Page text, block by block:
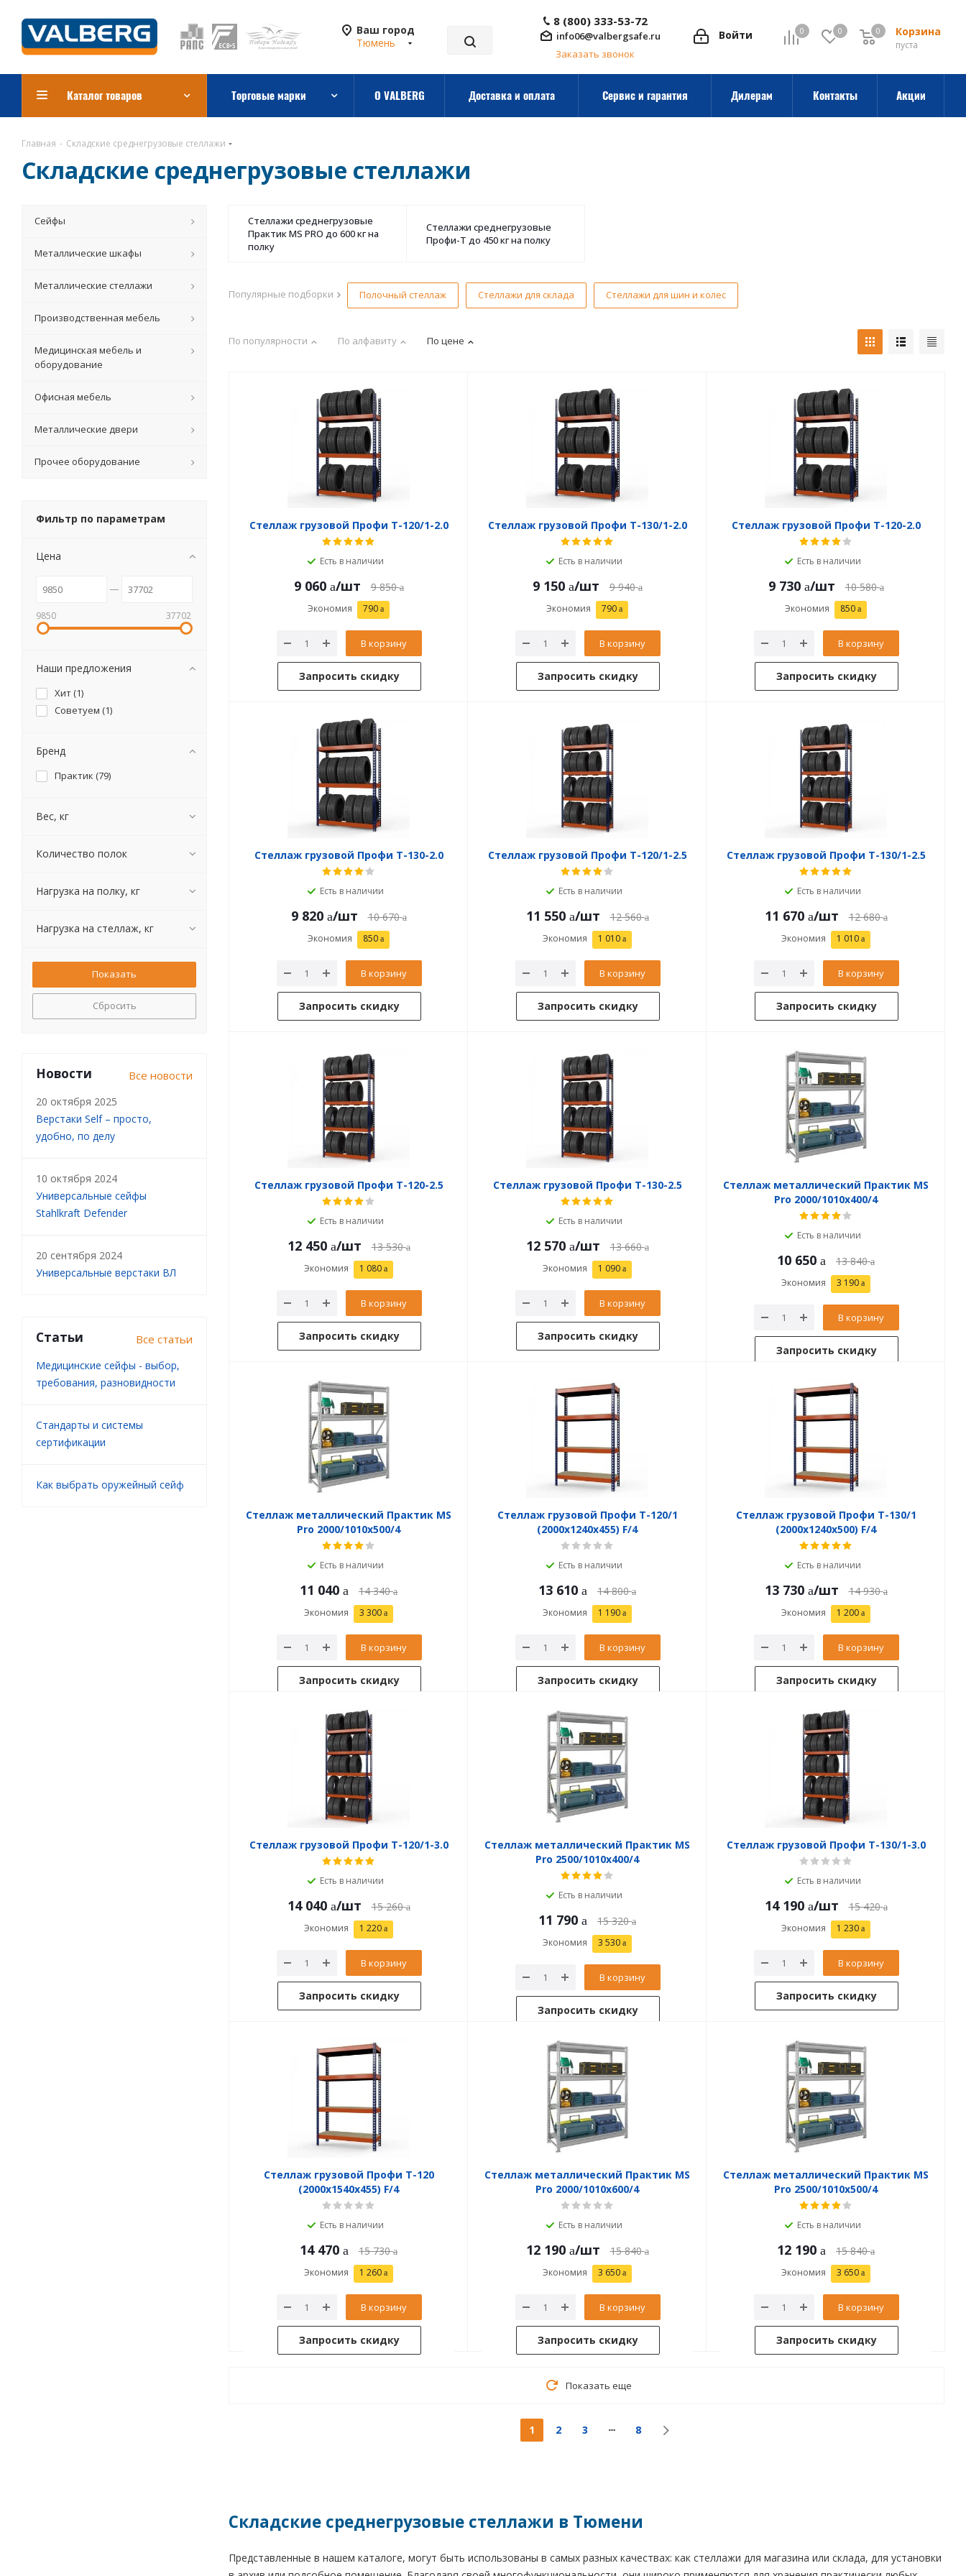
Ваш город
Тюмень
0 0 Корзина
0
пуста
0
Войти
8 (800) 333-53-72
info06@valbergsafe.ru
Заказать звонок
Каталог товаров Торговые марки О VALBERG Доставка и оплата Сервис и гарантия Дилерам Контакты Акции
Главная - Складские среднегрузовые стеллажи
Складские среднегрузовые стеллажи
Стеллажи среднегрузовые
Практик MS PRO до 600 кг на
полку
Стеллажи среднегрузовые
Профи-Т до 450 кг на полку
Популярные подборки Полочный стеллаж Стеллажи для склада Стеллажи для шин и колес
По популярности По алфавиту По цене
Стеллаж грузовой Профи Т-120/1-2.0
Есть в наличии
9 060 /шт 9 850
Экономия 790
В корзину
Запросить скидку
Стеллаж грузовой Профи Т-130/1-2.0
Есть в наличии
9 150 /шт 9 940
Экономия 790
В корзину
Запросить скидку
Стеллаж грузовой Профи Т-120-2.0
Есть в наличии
9 730 /шт 10 580
Экономия 850
В корзину
Запросить скидку
Стеллаж грузовой Профи Т-130-2.0
Есть в наличии
9 820 /шт 10 670
Экономия 850
В корзину
Запросить скидку
Стеллаж грузовой Профи Т-120/1-2.5
Есть в наличии
11 550 /шт 12 560
Экономия 1 010
В корзину
Запросить скидку
Стеллаж грузовой Профи Т-130/1-2.5
Есть в наличии
11 670 /шт 12 680
Экономия 1 010
В корзину
Запросить скидку
Стеллаж грузовой Профи Т-120-2.5
Есть в наличии
12 450 /шт 13 530
Экономия 1 080
В корзину
Запросить скидку
Стеллаж грузовой Профи Т-130-2.5
Есть в наличии
12 570 /шт 13 660
Экономия 1 090
В корзину
Запросить скидку
Стеллаж металлический Практик MS
Pro 2000/1010x400/4
Есть в наличии
10 650 13 840
Экономия 3 190
В корзину
Запросить скидку
Стеллаж металлический Практик MS
Pro 2000/1010x500/4
Есть в наличии
11 040 14 340
Экономия 3 300
В корзину
Запросить скидку
Стеллаж грузовой Профи Т-120/1
(2000x1240x455) F/4
Есть в наличии
13 610 14 800
Экономия 1 190
В корзину
Запросить скидку
Стеллаж грузовой Профи Т-130/1
(2000x1240x500) F/4
Есть в наличии
13 730 /шт 14 930
Экономия 1 200
В корзину
Запросить скидку
Стеллаж грузовой Профи Т-120/1-3.0
Есть в наличии
14 040 /шт 15 260
Экономия 1 220
В корзину
Запросить скидку
Стеллаж металлический Практик MS
Pro 2500/1010x400/4
Есть в наличии
11 790 15 320
Экономия 3 530
В корзину
Запросить скидку
Стеллаж грузовой Профи Т-130/1-3.0
Есть в наличии
14 190 /шт 15 420
Экономия 1 230
В корзину
Запросить скидку
Стеллаж грузовой Профи Т-120
(2000x1540x455) F/4
Есть в наличии
14 470 15 730
Экономия 1 260
В корзину
Запросить скидку
Стеллаж металлический Практик MS
Pro 2000/1010x600/4
Есть в наличии
12 190 /шт 15 840
Экономия 3 650
В корзину
Запросить скидку
Стеллаж металлический Практик MS
Pro 2500/1010x500/4
Есть в наличии
12 190 15 840
Экономия 3 650
В корзину
Запросить скидку
Показать еще
1 2 3 8
Складские среднегрузовые стеллажи в Тюмени
Представленные в нашем каталоге, могут быть использованы в самых разных качествах: как стеллажи для магазина или склада, для установки
Сейфы
Металлические шкафы
Металлические стеллажи
Производственная мебель
Медицинская мебель и
оборудование
Офисная мебель
Металлические двери
Прочее оборудование
Фильтр по параметрам
Цена
9850 37702
Наши предложения
Хит (1)
Советуем (1)
Бренд
Практик (79)
Вес, кг
Количество полок
Нагрузка на полку, кг
Нагрузка на стеллаж, кг
Сбросить
Новости Все новости
20 октября 2025
Верстаки Self – просто,
удобно, по делу
10 октября 2024
Универсальные сейфы
Stahlkraft Defender
20 сентября 2024
Универсальные верстаки ВЛ
Статьи Все статьи
Медицинские сейфы - выбор,
требования, разновидности
Стандарты и системы
сертификации
Как выбрать оружейный сейф